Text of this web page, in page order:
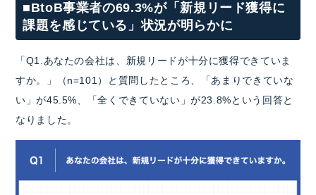
■BtoB事業者の69.3%が「新規リード獲得に
課題を感じている」状況が明らかに
「Q1.あなたの会社は、新規リードが十分に獲得できていま
すか。」（n=101）と質問したところ、「あまりできていな
い」が45.5%、「全くできていない」が23.8%という回答と
なりました。